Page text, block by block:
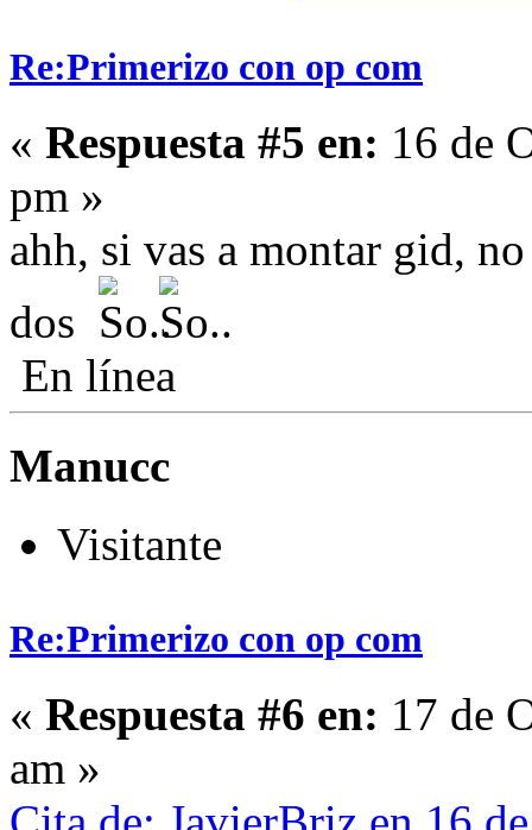
Re:Primerizo con op com
« Respuesta #5 en: 16 de
pm »
ahh, si vas a montar gid,
dos
En línea
Manucc
Visitante
Re:Primerizo con op com
« Respuesta #6 en: 17 de
am »